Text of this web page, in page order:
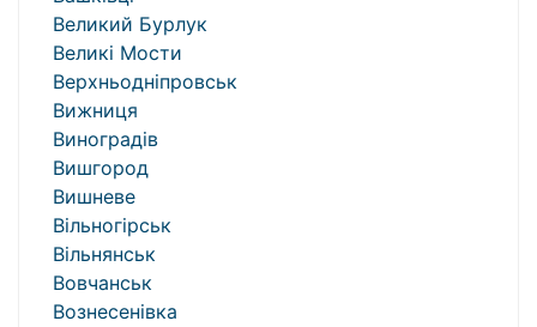
Великий Бурлук
Великі Мости
Верхньодніпровськ
Вижниця
Виноградів
Вишгород
Вишневе
Вільногірськ
Вільнянськ
Вовчанськ
Вознесенівка